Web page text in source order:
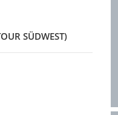
SÜDWEST)